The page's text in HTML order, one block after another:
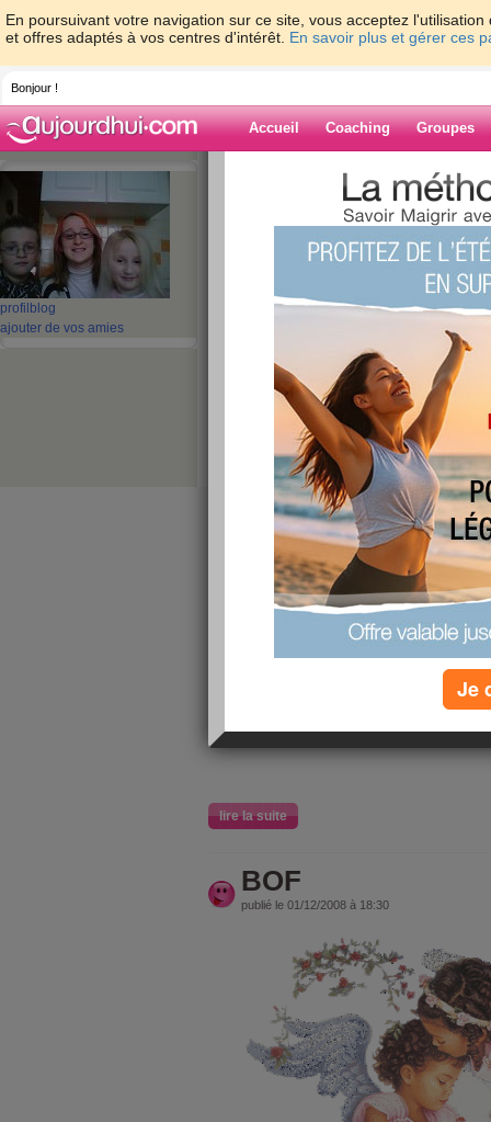
En poursuivant votre navigation sur ce site, vous acceptez
et offres adaptés à vos centres d'intérêt. En savoir plus et gérer ces
Bonjour !
Accueil Coaching Groupes
profil blog
ajouter de vos amies
>
Blog de jules
21 - 30 31 - 40 41 - 46 »
‹ Préc. 1 2 3 4 5
Quizz: Où se
publié le 01/12/2008 à 20:25
j'ai fait9/10
Où se
lire la suite
BOF
publié le 01/12/2008 à 18:30
Je